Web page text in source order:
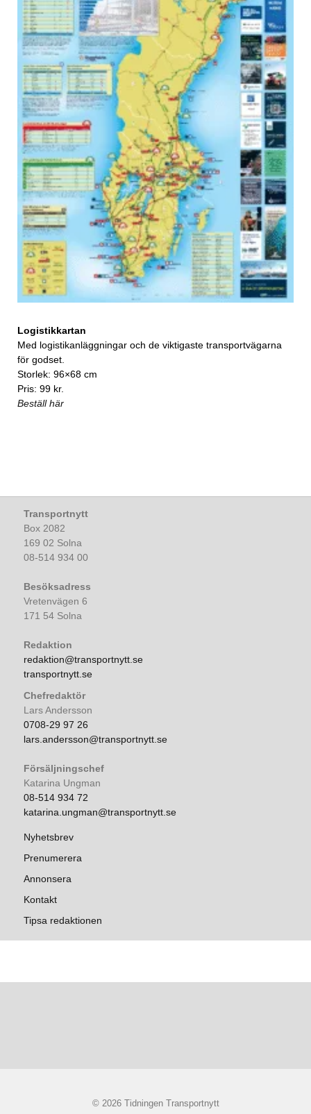
Logistikkartan
Med logistikanläggningar och de viktigaste transportvägarna
för godset.
Storlek: 96×68 cm
Pris: 99 kr.
Beställ här
Transportnytt
Box 2082
169 02 Solna
08-514 934 00
Besöksadress
Vretenvägen 6
171 54 Solna
Redaktion
redaktion@transportnytt.se
transportnytt.se
Chefredaktör
Lars Andersson
0708-29 97 26
lars.andersson@transportnytt.se
Försäljningschef
Katarina Ungman
08-514 934 72
katarina.ungman@transportnytt.se
Nyhetsbrev
Prenumerera
Annonsera
Kontakt
Tipsa redaktionen
© 2026 Tidningen Transportnytt